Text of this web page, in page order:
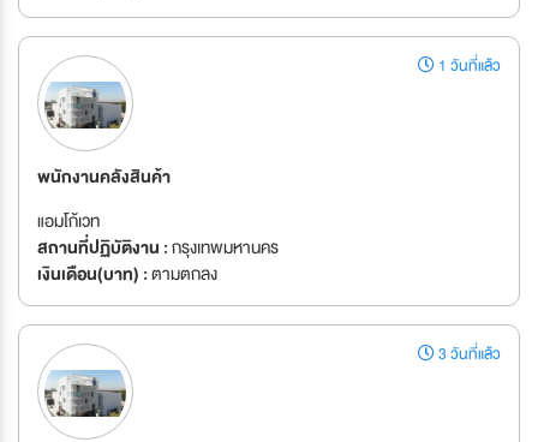
1 วันที่แล้ว
พนักงานคลังสินค้า
แอมโก้เวท
สถานที่ปฏิบัติงาน :กรุงเทพมหานคร
เงินเดือน(บาท) :ตามตกลง
3 วันที่แล้ว